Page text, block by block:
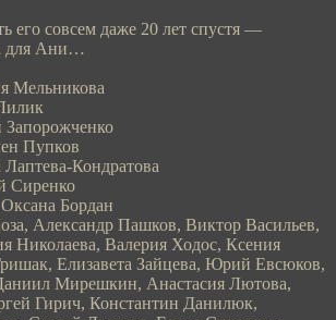
его совсем даже 20 лет спустя —
для Ани…
Мельникова
Пупков
Кондратова
Сиренко
Бордан
Александр Пашков, Виктор Васильев,
Николаева, Валерия Ходос, Ксения
Елизавета Зайцева, Юрий Евсюков,
Мирешкин, Анастасия Лютова,
Гирич, Константин Данилюк,